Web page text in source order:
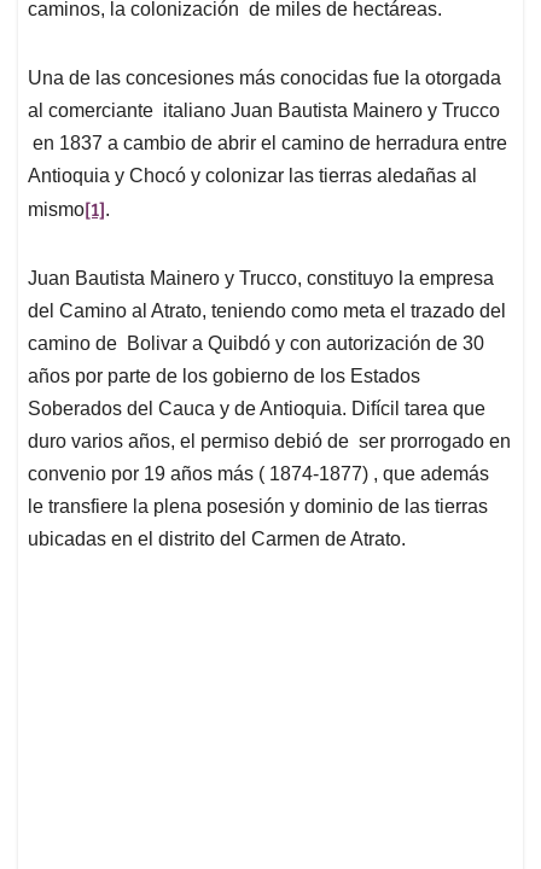
caminos, la colonización de miles de hectáreas.
Una de las concesiones más conocidas fue la otorgada
al comerciante italiano Juan Bautista Mainero y Trucco
en 1837 a cambio de abrir el camino de herradura entre
Antioquia y Chocó y colonizar las tierras aledañas al
mismo[1].
Juan Bautista Mainero y Trucco, constituyo la empresa
del Camino al Atrato, teniendo como meta el trazado del
camino de Bolivar a Quibdó y con autorización de 30
años por parte de los gobierno de los Estados
Soberados del Cauca y de Antioquia. Difícil tarea que
duro varios años, el permiso debió de ser prorrogado en
convenio por 19 años más ( 1874-1877) , que además
le transfiere la plena posesión y dominio de las tierras
ubicadas en el distrito del Carmen de Atrato.